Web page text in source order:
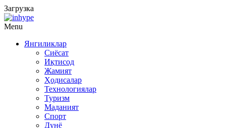
Загрузка
Menu
Янгиликлар
Сиёсат
Иқтисод
Жамият
Ҳодисалар
Технологиялар
Туризм
Маданият
Спорт
Дунё